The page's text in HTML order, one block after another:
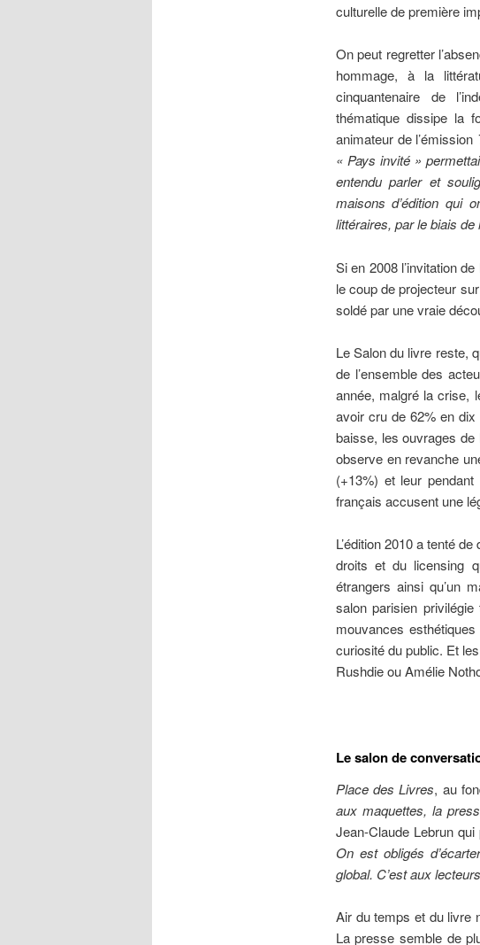
culturelle de première
On peut regretter
hommage, à la
cinquantenaire de
thématique dissipe la
animateur de l’émission
« Pays invité »
entendu parler et
maisons d’édition qui
littéraires, par le biais de
Si en 2008 l’invitation
le coup de projecteur
soldé par une vraie
Le Salon du livre reste,
de l’ensemble des
année, malgré la crise,
avoir cru de 62% en
baisse, les ouvrages de
observe en revanche
(+13%) et leur
français accusent une
L’édition 2010 a tenté
droits et du licensing
étrangers ainsi qu’un
salon parisien
mouvances
curiosité du public. Et
Rushdie ou Amélie
Le salon de
Place des Livres, au
aux maquettes, la
Jean-Claude Lebrun
On est obligés
global. C’est aux
Air du temps et du livre
La presse semble de